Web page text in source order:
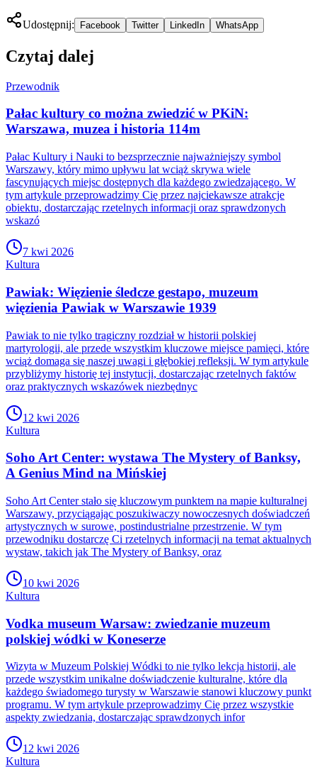
Udostępnij: Facebook Twitter LinkedIn WhatsApp
Czytaj dalej
Przewodnik
Pałac kultury co można zwiedzić w PKiN:
Warszawa, muzea i historia 114m
Pałac Kultury i Nauki to bezsprzecznie najważniejszy symbol
Warszawy, który mimo upływu lat wciąż skrywa wiele
fascynujących miejsc dostępnych dla każdego zwiedzającego. W
tym artykule przeprowadzimy Cię przez najciekawsze atrakcje
obiektu, dostarczając rzetelnych informacji oraz sprawdzonych
wskazó
7 kwi 2026
Kultura
Pawiak: Więzienie śledcze gestapo, muzeum
więzienia Pawiak w Warszawie 1939
Pawiak to nie tylko tragiczny rozdział w historii polskiej
martyrologii, ale przede wszystkim kluczowe miejsce pamięci, które
wciąż domaga się naszej uwagi i głębokiej refleksji. W tym artykule
przybliżymy historię tej instytucji, dostarczając rzetelnych faktów
oraz praktycznych wskazówek niezbędnyc
12 kwi 2026
Kultura
Soho Art Center: wystawa The Mystery of Banksy,
A Genius Mind na Mińskiej
Soho Art Center stało się kluczowym punktem na mapie kulturalnej
Warszawy, przyciągając poszukiwaczy nowoczesnych doświadczeń
artystycznych w surowe, postindustrialne przestrzenie. W tym
przewodniku dostarczę Ci rzetelnych informacji na temat aktualnych
wystaw, takich jak The Mystery of Banksy, oraz
10 kwi 2026
Kultura
Vodka museum Warsaw: zwiedzanie muzeum
polskiej wódki w Koneserze
Wizyta w Muzeum Polskiej Wódki to nie tylko lekcja historii, ale
przede wszystkim unikalne doświadczenie kulturalne, które dla
każdego świadomego turysty w Warszawie stanowi kluczowy punkt
programu. W tym artykule przeprowadzimy Cię przez wszystkie
aspekty zwiedzania, dostarczając sprawdzonych infor
12 kwi 2026
Kultura